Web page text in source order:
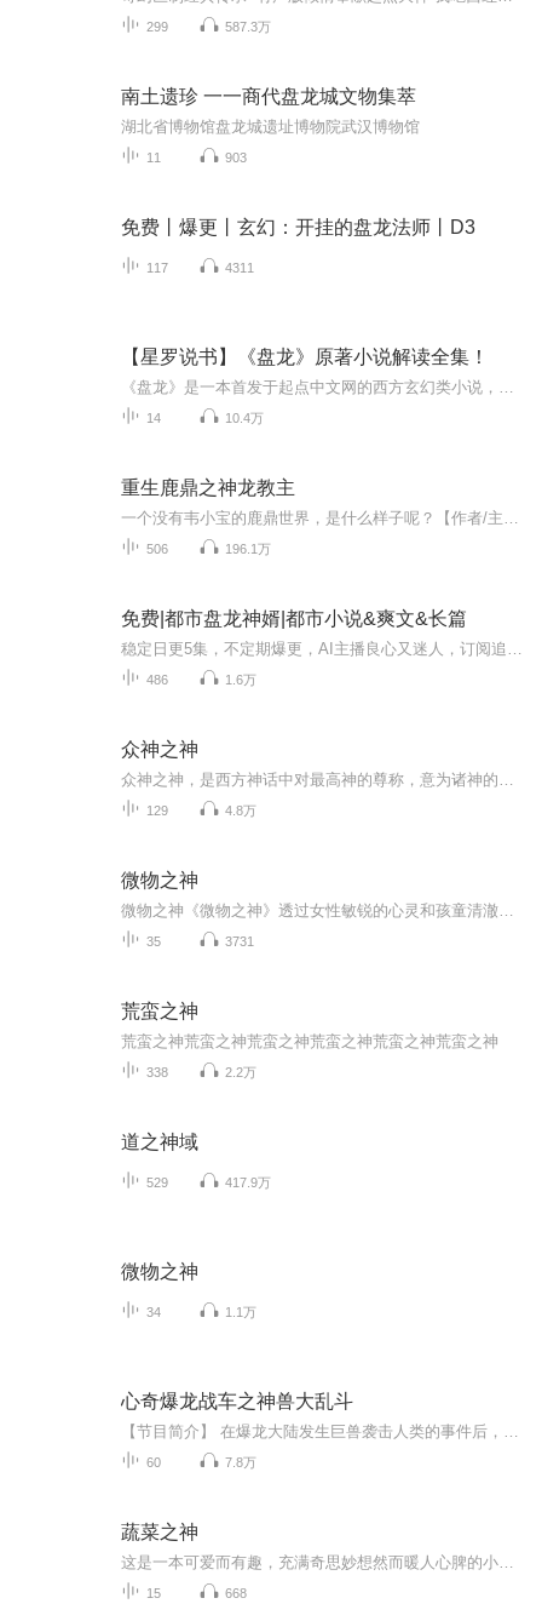
299 587.3万
南土遗珍 一一商代盘龙城文物集萃
湖北省博物馆盘龙城遗址博物院武汉博物馆
11 903
免费丨爆更丨玄幻：开挂的盘龙法师丨D3
117 4311
【星罗说书】《盘龙》原著小说解读全集！
14 10.4万
重生鹿鼎之神龙教主
506 196.1万
免费|都市盘龙神婿|都市小说&爽文&长篇
486 1.6万
众神之神
129 4.8万
微物之神
35 3731
荒蛮之神
荒蛮之神荒蛮之神荒蛮之神荒蛮之神荒蛮之神荒蛮之神
338 2.2万
道之神域
529 417.9万
微物之神
34 1.1万
心奇爆龙战车之神兽大乱斗
60 7.8万
蔬菜之神
15 668